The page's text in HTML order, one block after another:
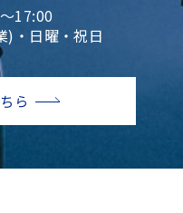
17:00
)・日曜・祝日
ら